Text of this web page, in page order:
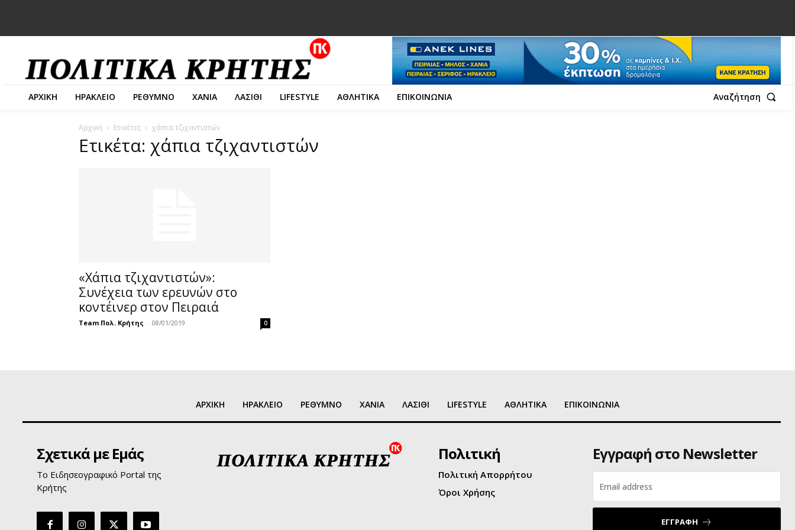
ΑΡΧΙΚΗ ΗΡΑΚΛΕΙΟ ΡΕΘΥΜΝΟ ΧΑΝΙΑ ΛΑΣΙΘΙ LIFESTYLE ΑΘΛΗΤΙΚΑ ΕΠΙΚΟΙΝΩΝΙΑ Αναζήτηση
Αρχική Ετικέτες χάπια τζιχαντιστών
Ετικέτα: χάπια τζιχαντιστών
«Χάπια τζιχαντιστών»:
Συνέχεια των ερευνών στο
κοντέινερ στον Πειραιά
Team Πολ. Κρήτης - 08/01/2019 0
ΑΡΧΙΚΗ ΗΡΑΚΛΕΙΟ ΡΕΘΥΜΝΟ ΧΑΝΙΑ ΛΑΣΙΘΙ LIFESTYLE ΑΘΛΗΤΙΚΑ ΕΠΙΚΟΙΝΩΝΙΑ
Σχετικά με Εμάς
Το Ειδησεογραφικό Portal της
Κρήτης
Πολιτική
Πολιτική Απορρήτου
Όροι Χρήσης
Εγγραφή στο Newsletter
ΕΓΓΡΑΦΗ